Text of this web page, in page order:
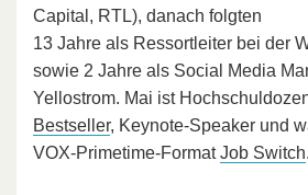
Capital, RTL), danach folgten
13 Jahre als Ressortleiter bei der
sowie 2 Jahre als Social Media
Yellostrom. Mai ist
Bestseller, Keynote-Speaker und
VOX-Primetime-FormatJob Switch.